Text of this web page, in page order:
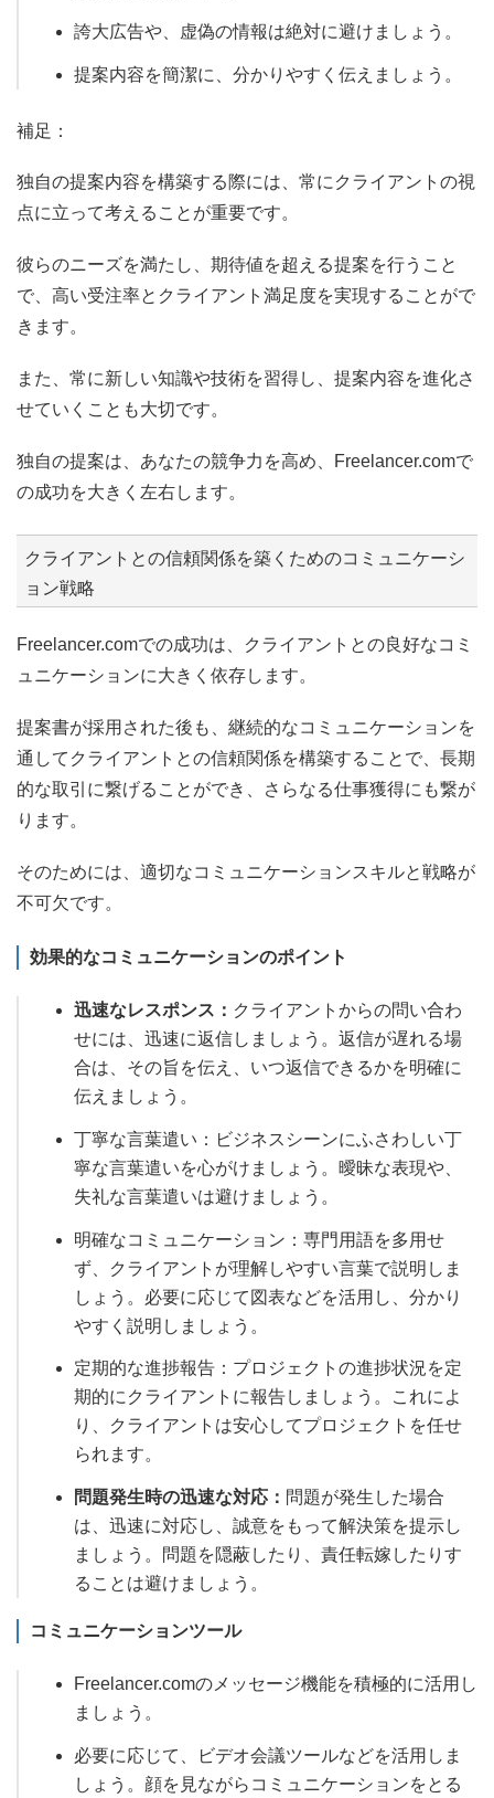
誇大広告や、虚偽の情報は絶対に避けましょう。
提案内容を簡潔に、分かりやすく伝えましょう。
補足：
独自の提案内容を構築する際には、常にクライアントの視
点に立って考えることが重要です。
彼らのニーズを満たし、期待値を超える提案を行うこと
で、高い受注率とクライアント満足度を実現することがで
きます。
また、常に新しい知識や技術を習得し、提案内容を進化さ
せていくことも大切です。
独自の提案は、あなたの競争力を高め、Freelancer.comで
の成功を大きく左右します。
クライアントとの信頼関係を築くためのコミュニケーシ
ョン戦略
Freelancer.comでの成功は、クライアントとの良好なコミ
ュニケーションに大きく依存します。
提案書が採用された後も、継続的なコミュニケーションを
通してクライアントとの信頼関係を構築することで、長期
的な取引に繋げることができ、さらなる仕事獲得にも繋が
ります。
そのためには、適切なコミュニケーションスキルと戦略が
不可欠です。
効果的なコミュニケーションのポイント
迅速なレスポンス： クライアントからの問い合わ
せには、迅速に返信しましょう。返信が遅れる場
合は、その旨を伝え、いつ返信できるかを明確に
伝えましょう。
丁寧な言葉遣い：ビジネスシーンにふさわしい丁
寧な言葉遣いを心がけましょう。曖昧な表現や、
失礼な言葉遣いは避けましょう。
明確なコミュニケーション：専門用語を多用せ
ず、クライアントが理解しやすい言葉で説明しま
しょう。必要に応じて図表などを活用し、分かり
やすく説明しましょう。
定期的な進捗報告：プロジェクトの進捗状況を定
期的にクライアントに報告しましょう。これによ
り、クライアントは安心してプロジェクトを任せ
られます。
問題発生時の迅速な対応： 問題が発生した場合
は、迅速に対応し、誠意をもって解決策を提示し
ましょう。問題を隠蔽したり、責任転嫁したりす
ることは避けましょう。
コミュニケーションツール
Freelancer.comのメッセージ機能を積極的に活用し
ましょう。
必要に応じて、ビデオ会議ツールなどを活用しま
しょう。顔を見ながらコミュニケーションをとる